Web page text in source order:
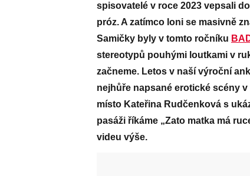
spisovatelé v roce 2023 vepsali
próz. A zatímco loni se masivně
Samičky byly v tomto ročníku
stereotypů pouhými loutkami v
začneme. Letos v naší výroční
nejhůře napsané erotické scény
místo Kateřina Rudčenková s
pasáži říkáme „Zato matka má
videu výše.